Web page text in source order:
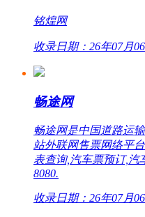
铭煌网
收录日期：26年07月
畅途网
畅途网是中国道路运
站外联网售票网络平
表查询,汽车票预订,汽
8080.
收录日期：26年07月